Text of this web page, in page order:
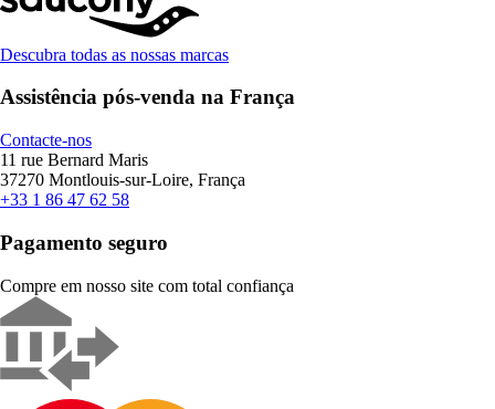
Descubra todas as nossas marcas
Assistência pós-venda na França
Contacte-nos
11 rue Bernard Maris
37270 Montlouis-sur-Loire, França
+33 1 86 47 62 58
Pagamento seguro
Compre em nosso site com total confiança